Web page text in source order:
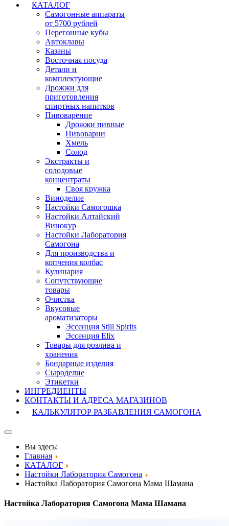
КАТАЛОГ
Самогонные аппараты
от 5700 рублей
Перегонные кубы
Автоклавы
Казаны
Восточная посуда
Детали и
комплектующие
Дрожжи для
приготовления
спиртных напитков
Пивоварение
Дрожжи пивные
Пивоварни
Хмель
Солод
Экстракты и
солодовые
концентраты
Своя кружка
Виноделие
Настойки Самогошка
Настойки Алтайский
Винокур
Настойки Лаборатория
Самогона
Для производства и
копчения колбас
Кулинария
Сопутствующие
товары
Очистка
Вкусовые
ароматизаторы
Эссенция Still Spirits
Эссенция Elix
Товары для розлива и
хранения
Бондарные изделия
Cыроделие
Этикетки
ИНГРЕДИЕНТЫ
КОНТАКТЫ И АДРЕСА МАГАЗИНОВ
КАЛЬКУЛЯТОР РАЗБАВЛЕНИЯ САМОГОНА
Вы здесь:
Главная
КАТАЛОГ
Настойки Лаборатория Самогона
Настойка Лаборатория Самогона Мама Шамана
Настойка Лаборатория Самогона Мама Шамана